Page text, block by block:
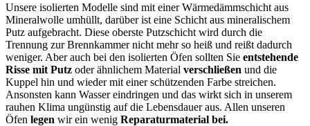
Unsere isolierten Modelle sind mit einer Wärmedämmschicht aus
Mineralwolle umhüllt, darüber ist eine Schicht aus mineralischem
Putz aufgebracht. Diese oberste Putzschicht wird durch die
Trennung zur Brennkammer nicht mehr so heiß und reißt dadurch
weniger. Aber auch bei den isolierten Öfen sollten Sie entstehende
Risse mit Putz oder ähnlichem Material verschließen und die
Kuppel hin und wieder mit einer schützenden Farbe streichen.
Ansonsten kann Wasser eindringen und das wirkt sich in unserem
rauhen Klima ungünstig auf die Lebensdauer aus. Allen unseren
Öfen legen wir ein wenig Reparaturmaterial bei.